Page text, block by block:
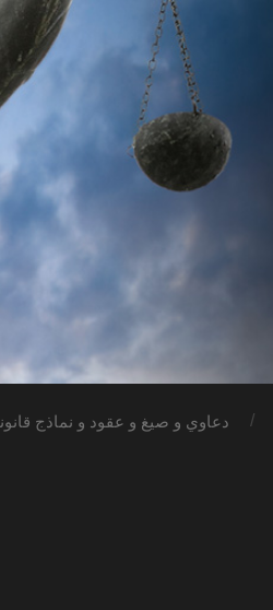
دعاوي و صيغ و عقود و نماذج